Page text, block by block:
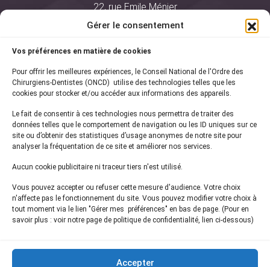
Gérer le consentement
Vos préférences en matière de cookies
Pour offrir les meilleures expériences, le Conseil National de l'Ordre des
Chirurgiens-Dentistes (ONCD) utilise des technologies telles que les
cookies pour stocker et/ou accéder aux informations des appareils.
Le fait de consentir à ces technologies nous permettra de traiter des
données telles que le comportement de navigation ou les ID uniques sur ce
site ou d’obtenir des statistiques d’usage anonymes de notre site pour
analyser la fréquentation de ce site et améliorer nos services.
Aucun cookie publicitaire ni traceur tiers n'est utilisé.
Vous pouvez accepter ou refuser cette mesure d'audience. Votre choix
n'affecte pas le fonctionnement du site. Vous pouvez modifier votre choix à
tout moment via le lien "Gérer mes préférences" en bas de page. (Pour en
savoir plus : voir notre page de politique de confidentialité, lien ci-dessous)
Accepter
22, rue Emile Ménier
75761 Paris Cedex 16
01 44 34 78 80
courrier@oncd.org
Actualités
Presse
Informations légales
Plan du site
Inscrivez-vous à notrenewsletter